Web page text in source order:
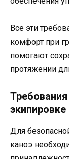
Все эти
комфорт при
помогают
протяжении
экипировке
Для
каноэ